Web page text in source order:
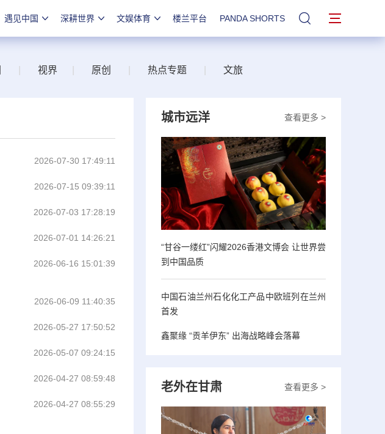
遇见中国 深耕世界 文娱体育 楼兰平台 PANDA SHORTS 站内搜索
视界 原创 热点专题 文旅
2026-07-30 17:49:11
2026-07-15 09:39:11
2026-07-03 17:28:19
2026-07-01 14:26:21
2026-06-16 15:01:39
2026-06-09 11:40:35
2026-05-27 17:50:52
2026-05-07 09:24:15
2026-04-27 08:59:48
2026-04-27 08:55:29
查看更多 >
城市远洋
“甘谷一缕红”闪耀2026香港文博会 让世界尝
到中国品质
中国石油兰州石化化工产品中欧班列在兰州
首发
鑫聚缘 “贡羊伊东” 出海战略峰会落幕
查看更多 >
老外在甘肃